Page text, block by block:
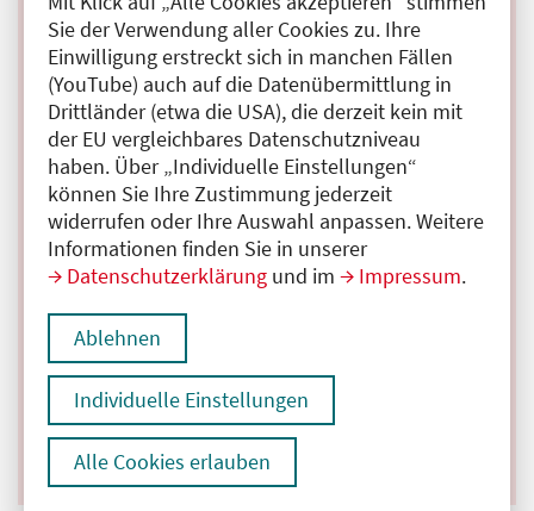
Sie der Verwendung aller Cookies zu. Ihre
Einwilligung erstreckt sich in manchen Fällen
(YouTube) auch auf die Datenübermittlung in
Drittländer (etwa die USA), die derzeit kein mit
der EU vergleichbares Datenschutzniveau
haben. Über „Individuelle Einstellungen“
können Sie Ihre Zustimmung jederzeit
widerrufen oder Ihre Auswahl anpassen. Weitere
Informationen finden Sie in unserer
Datenschutzerklärung und im Impressum.
Ablehnen
Individuelle Einstellungen
Alle Cookies erlauben
Arztsuche
Arzt- und Psychotherapeutensuche in Berlin
Angebot der Kassenärztlichen Vereinigung Berlin
Mehr erfahren
Arztsuche: Ärzt:innen nach Ort und Fachrichtung
suchen
Angebot von gesund.bund.de
Mehr erfahren
Arztsuche in den Bundesländern
Angebot der Bundesärztekammer
Mehr erfahren